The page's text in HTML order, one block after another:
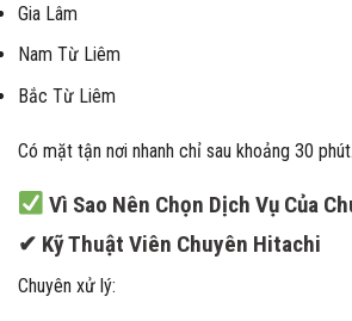
Gia Lâm
Nam Từ Liêm
Bắc Từ Liêm
Có mặt tận nơi nhanh chỉ sau khoảng 30 phút.
Vì Sao Nên Chọn Dịch Vụ Của
✔ Kỹ Thuật Viên Chuyên Hitachi
Chuyên xử lý: